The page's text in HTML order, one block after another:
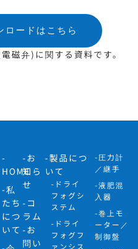
ロードはこちら
磁弁)に関する資料です。
-
HOME
-私
たち
につ
いて
-お
知ら
せ
-コ
ラム
-お
問い
-製品につ
いて
-ドライ
フォグシ
ステム
-ドライ
フォグフ
ァンシス
-圧力計
／継手
-液肥混
入器
-巻上モ
ーター／
制御盤